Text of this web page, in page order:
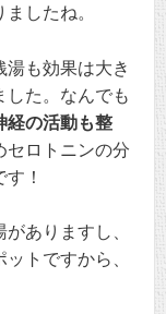
したね。
湯も効果は大き
した。なんでも
経の活動も整
セロトニンの分
！
ありますし、
トですから、